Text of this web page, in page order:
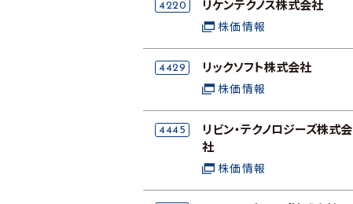
4220 リケンテクノス株式会社
株価情報
4429 リックソフト株式会社
株価情報
4445
リビン・テクノロジーズ株式会
社
株価情報